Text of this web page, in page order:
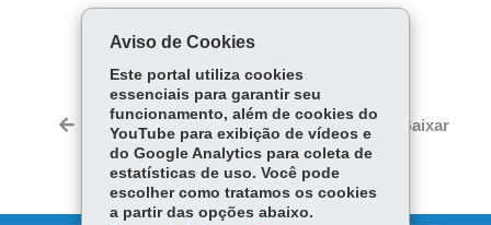
ce
bo
ok
Tw
itt
er
ts
Ap
p
Voltar Início Imprimir Baixar
Aviso de Cookies
Este portal utiliza cookies
essenciais para garantir seu
funcionamento, além de cookies do
YouTube para exibição de vídeos e
do Google Analytics para coleta de
estatísticas de uso. Você pode
escolher como tratamos os cookies
a partir das opções abaixo.